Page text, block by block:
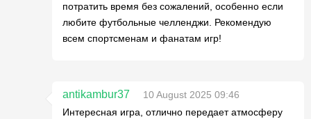
потратить время без сожалений, особенно если
любите футбольные челленджи. Рекомендую
всем спортсменам и фанатам игр!
antikambur37
10 August 2025 09:46
Интересная игра, отлично передает атмосферу